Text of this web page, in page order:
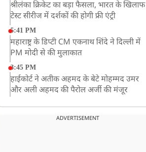
श्रीलंका क्रिकेट का बड़ा फैसला, भारत के खिलाफ
टेस्ट सीरीज में दर्शकों की होगी फ्री एंट्री
5:41 PM
महाराष्ट्र के डिप्टी CM एकनाथ शिंदे ने दिल्ली में
PM मोदी से की मुलाकात
3:45 PM
हाईकोर्ट ने अतीक अहमद के बेटे मोहम्मद उमर
और अली अहमद की पैरोल अर्जी की मंजूर
CM योगी का सपा पर हमला, कहा- वोट बैंक की
ADVERTISEMENT